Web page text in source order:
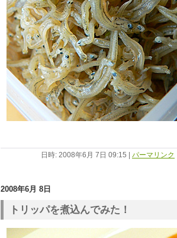
日時: 2008年6月 7日 09:15 | パーマリンク
2008年6月 8日
トリッパを煮込んでみた！